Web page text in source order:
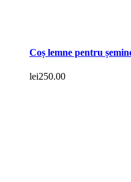
Coș lemne pentru
lei250.00